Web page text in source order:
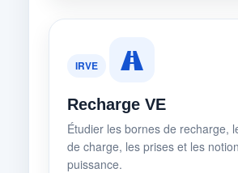
IRVE
Recharge VE
Étudier les bornes de recharge,
de charge, les prises et les
puissance.